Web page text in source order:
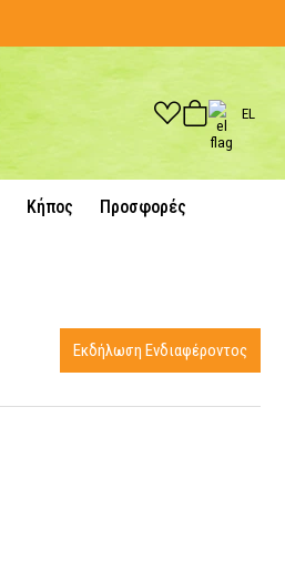
EL
Κήπος Προσφορές
Εκδήλωση Ενδιαφέροντος